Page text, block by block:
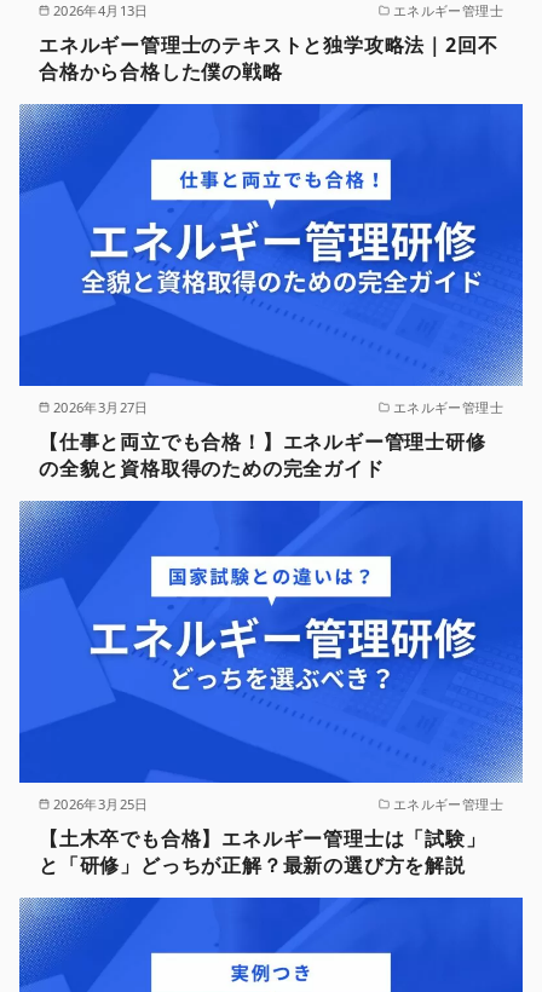
2026年4月13日 エネルギー管理士
エネルギー管理士のテキストと独学攻略法｜2回不
合格から合格した僕の戦略
2026年3月27日 エネルギー管理士
【仕事と両立でも合格！】エネルギー管理士研修
の全貌と資格取得のための完全ガイド
2026年3月25日 エネルギー管理士
【土木卒でも合格】エネルギー管理士は「試験」
と「研修」どっちが正解？最新の選び方を解説